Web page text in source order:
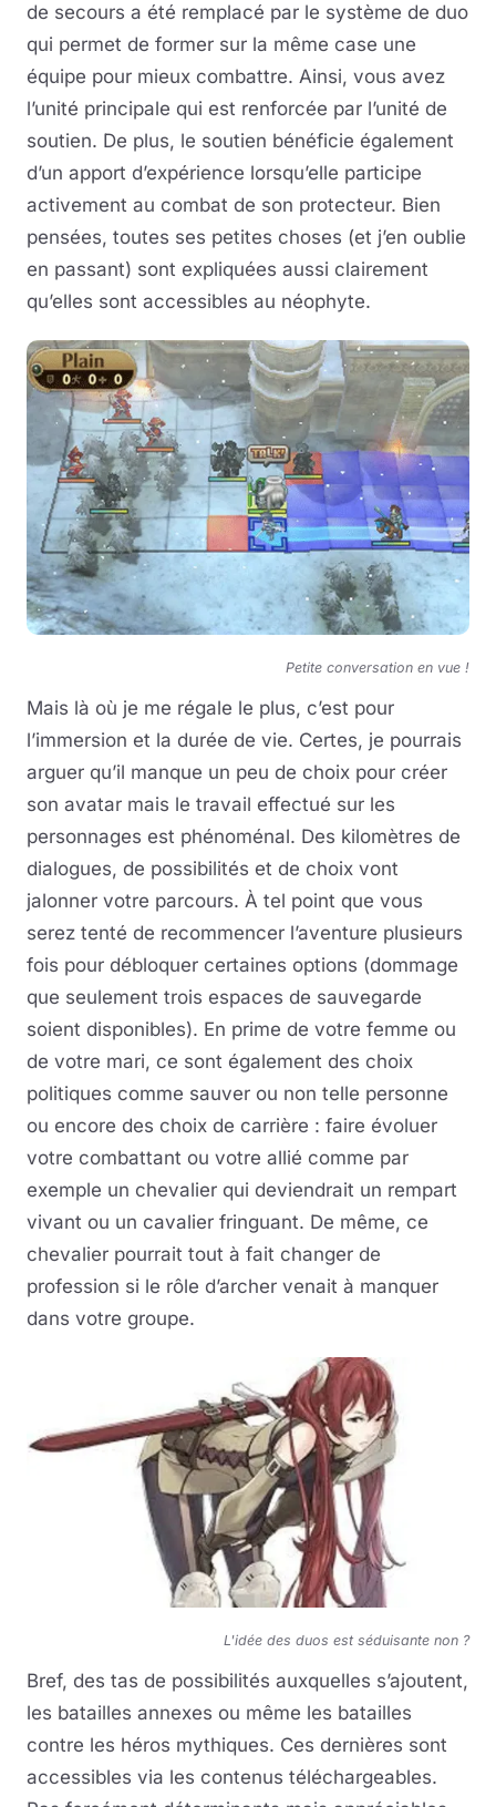
de secours a été remplacé par le système de duo
qui permet de former sur la même case une
équipe pour mieux combattre. Ainsi, vous avez
l’unité principale qui est renforcée par l’unité de
soutien. De plus, le soutien bénéficie également
d’un apport d’expérience lorsqu’elle participe
activement au combat de son protecteur. Bien
pensées, toutes ses petites choses (et j’en oublie
en passant) sont expliquées aussi clairement
qu’elles sont accessibles au néophyte.
Petite conversation en vue !
Mais là où je me régale le plus, c’est pour
l’immersion et la durée de vie. Certes, je pourrais
arguer qu’il manque un peu de choix pour créer
son avatar mais le travail effectué sur les
personnages est phénoménal. Des kilomètres de
dialogues, de possibilités et de choix vont
jalonner votre parcours. À tel point que vous
serez tenté de recommencer l’aventure plusieurs
fois pour débloquer certaines options (dommage
que seulement trois espaces de sauvegarde
soient disponibles). En prime de votre femme ou
de votre mari, ce sont également des choix
politiques comme sauver ou non telle personne
ou encore des choix de carrière : faire évoluer
votre combattant ou votre allié comme par
exemple un chevalier qui deviendrait un rempart
vivant ou un cavalier fringuant. De même, ce
chevalier pourrait tout à fait changer de
profession si le rôle d’archer venait à manquer
dans votre groupe.
L'idée des duos est séduisante non ?
Bref, des tas de possibilités auxquelles s’ajoutent,
les batailles annexes ou même les batailles
contre les héros mythiques. Ces dernières sont
accessibles via les contenus téléchargeables.